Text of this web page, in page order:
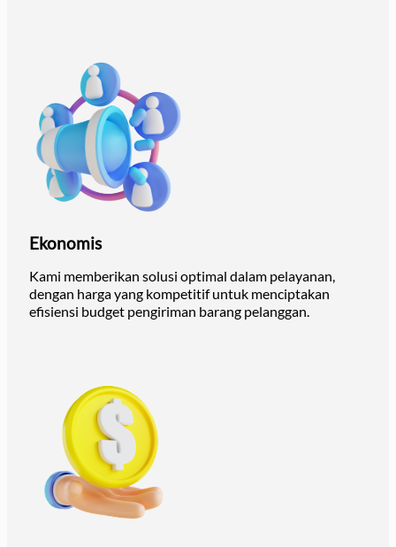
Ekonomis
Kami memberikan solusi optimal dalam pelayanan,
dengan harga yang kompetitif untuk menciptakan
efisiensi budget pengiriman barang pelanggan.